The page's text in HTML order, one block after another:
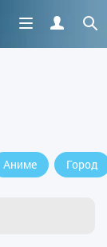
Аниме Город